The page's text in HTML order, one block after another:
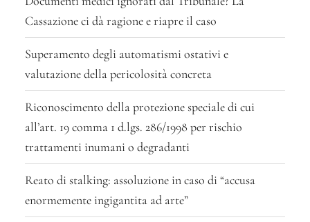
Cassazione ci dà ragione e riapre il caso
Superamento degli automatismi ostativi e
valutazione della pericolosità concreta
Riconoscimento della protezione speciale di cui
all’art. 19 comma 1 d.lgs. 286/1998 per rischio
trattamenti inumani o degradanti
Reato di stalking: assoluzione in caso di “accusa
enormemente ingigantita ad arte”